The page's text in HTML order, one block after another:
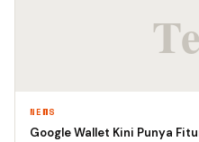
NEWS
Google Wallet Kini Punya